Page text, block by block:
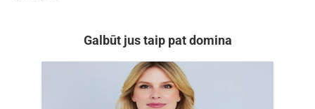
Galbūt jus taip pat domina